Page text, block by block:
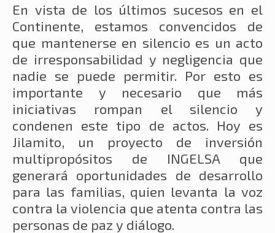
En vista de los últimos sucesos en el
Continente, estamos convencidos de
que mantenerse en silencio es un acto
de irresponsabilidad y negligencia que
nadie se puede permitir. Por esto es
importante y necesario que más
iniciativas rompan el silencio y
condenen este tipo de actos. Hoy es
Jilamito, un proyecto de inversión
multipropósitos de INGELSA que
generará oportunidades de desarrollo
para las familias, quien levanta la voz
contra la violencia que atenta contra las
personas de paz y diálogo.